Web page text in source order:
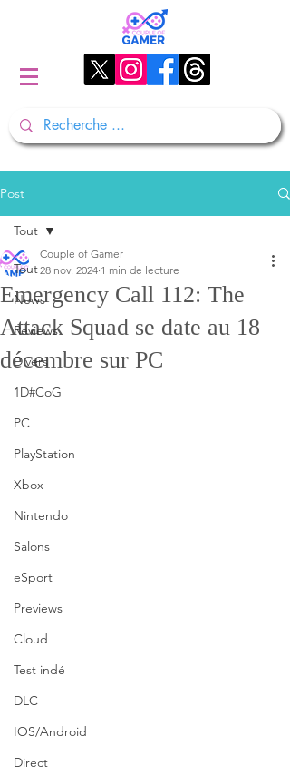
Post
Tout
News
Reviews
Divers
1D#CoG
PC
PlayStation
Xbox
Nintendo
Salons
eSport
Previews
Cloud
Test indé
DLC
IOS/Android
Direct
Tout
Emergency Call 112: The
Attack Squad se date au 18
décembre sur PC
Couple of Gamer
28 nov. 2024 1 min de lecture